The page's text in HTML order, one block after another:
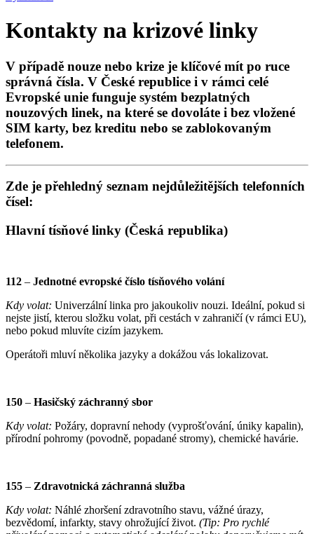
Kontakty na krizové linky
V případě nouze nebo krize je klíčové mít po ruce
správná čísla. V České republice i v rámci celé
Evropské unie funguje systém bezplatných
nouzových linek, na které se dovoláte i bez vložené
SIM karty, bez kreditu nebo se zablokovaným
telefonem.
Zde je přehledný seznam nejdůležitějších telefonních
čísel:
Hlavní tísňové linky (Česká republika)
112 – Jednotné evropské číslo tísňového volání
Kdy volat: Univerzální linka pro jakoukoliv nouzi. Ideální, pokud si
nejste jistí, kterou složku volat, při cestách v zahraničí (v rámci EU),
nebo pokud mluvíte cizím jazykem.
Operátoři mluví několika jazyky a dokážou vás lokalizovat.
150 – Hasičský záchranný sbor
Kdy volat: Požáry, dopravní nehody (vyprošťování, úniky kapalin),
přírodní pohromy (povodně, popadané stromy), chemické havárie.
155 – Zdravotnická záchranná služba
Kdy volat: Náhlé zhoršení zdravotního stavu, vážné úrazy,
bezvědomí, infarkty, stavy ohrožující život. (Tip: Pro rychlé